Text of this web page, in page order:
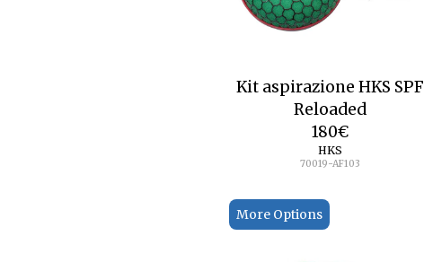
Kit aspirazione HKS SPF
Reloaded
180€
HKS
70019-AF103
More Options